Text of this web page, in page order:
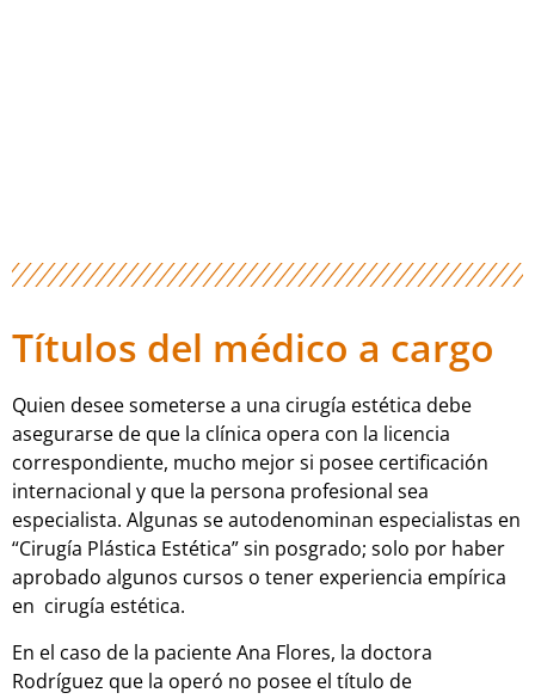
Títulos del médico a cargo
Quien desee someterse a una cirugía estética debe
asegurarse de que la clínica opera con la licencia
correspondiente, mucho mejor si posee certificación
internacional y que la persona profesional sea
especialista. Algunas se autodenominan especialistas en
“Cirugía Plástica Estética” sin posgrado; solo por haber
aprobado algunos cursos o tener experiencia empírica
en cirugía estética.
En el caso de la paciente Ana Flores, la doctora
Rodríguez que la operó no posee el título de